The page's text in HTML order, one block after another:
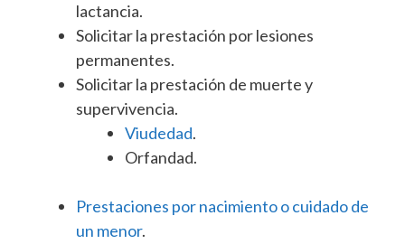
lactancia.
Solicitar la prestación por lesiones
permanentes.
Solicitar la prestación de muerte y
supervivencia.
Viudedad.
Orfandad.
Prestaciones por nacimiento o cuidado de
un menor.